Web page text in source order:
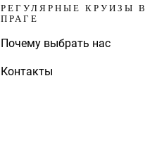
РЕГУЛЯРНЫЕ КРУИЗЫ В
ПРАГЕ
Почему выбрать нас
Контакты